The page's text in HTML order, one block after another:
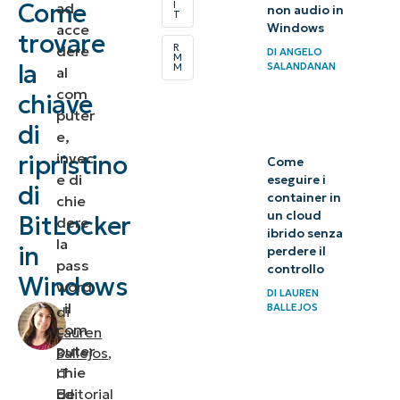
Come
trovare
la
chiave
di
ripristino
di
BitLocker
in
Windows
di
Lauren
Ballejos,
IT
Editorial
di
Come
l’ID della
ripristino
BitLocker
Cosa puoi
ad
acce
dere
al
com
puter
e,
invec
e di
chie
dere
la
pass
word
, il
com
puter
chie
de
I
T
R
M
M
non audio in
Windows
DIANGELO
SALANDANAN
Come
eseguire i
container in
un cloud
ibrido senza
perdere il
controllo
DILAUREN
BALLEJOS